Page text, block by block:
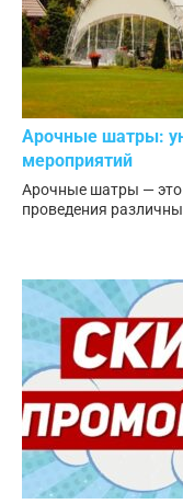
Арочные шатры:
мероприятий
Арочные шатры — это
проведения